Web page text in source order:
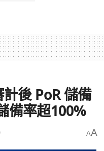
後 PoR 儲備
備率超100%
AA